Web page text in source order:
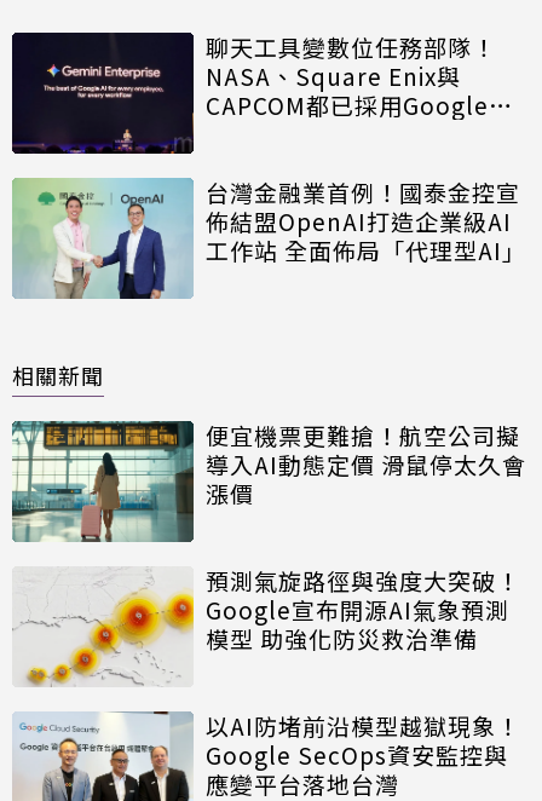
聊天工具變數位任務部隊！
NASA、Square Enix與
CAPCOM都已採用Google
台灣金融業首例！國泰金控宣
佈結盟OpenAI打造企業級AI
工作站 全面佈局「代理型AI」
相關新聞
便宜機票更難搶！航空公司擬
導入AI動態定價 滑鼠停太久會
漲價
預測氣旋路徑與強度大突破！
Google宣布開源AI氣象預測
模型 助強化防災救治準備
以AI防堵前沿模型越獄現象！
Google SecOps資安監控與
應變平台落地台灣